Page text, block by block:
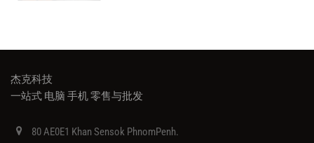
杰克科技
一站式 电脑 手机 零售与批发
80 AE0E1 Khan Sensok PhnomPenh.